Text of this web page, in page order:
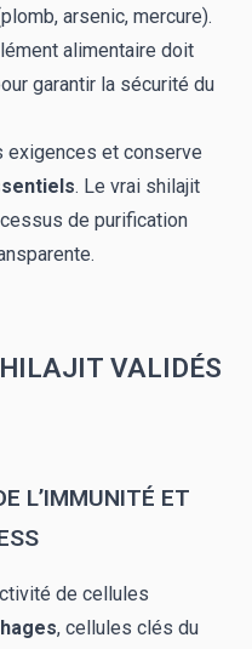
arsenic, mercure).
alimentaire doit
garantir la sécurité du
exigences et conserve
. Le vrai shilajit
de purification
VALIDÉS
L’IMMUNITÉ ET
de cellules
, cellules clés du